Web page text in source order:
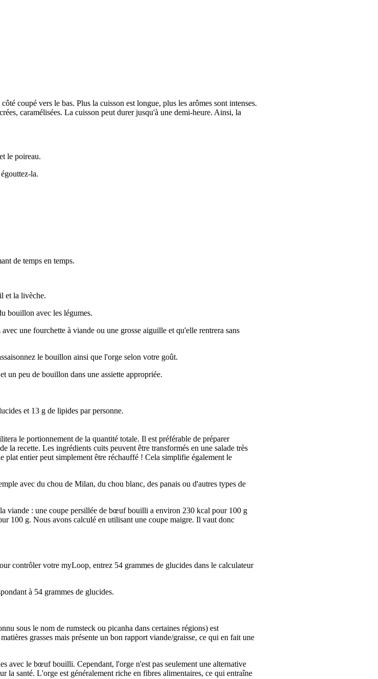
coupé vers le bas. Plus la cuisson est longue, plus les arômes sont intenses.
caramélisées. La cuisson peut durer jusqu'à une demi-heure. Ainsi, la
le poireau.
la.
de temps en temps.
et la livèche.
bouillon avec les légumes.
une fourchette à viande ou une grosse aiguille et qu'elle rentrera sans
le bouillon ainsi que l'orge selon votre goût.
un peu de bouillon dans une assiette appropriée.
et 13 g de lipides par personne.
le portionnement de la quantité totale. Il est préférable de préparer
la recette. Les ingrédients cuits peuvent être transformés en une salade très
plat entier peut simplement être réchauffé ! Cela simplifie également le
avec du chou de Milan, du chou blanc, des panais ou d'autres types de
viande : une coupe persillée de bœuf bouilli a environ 230 kcal pour 100 g
100 g. Nous avons calculé en utilisant une coupe maigre. Il vaut donc
contrôler votre myLoop, entrez 54 grammes de glucides dans le calculateur
à 54 grammes de glucides.
sous le nom de rumsteck ou picanha dans certaines régions) est
grasses mais présente un bon rapport viande/graisse, ce qui en fait une
avec le bœuf bouilli. Cependant, l'orge n'est pas seulement une alternative
la santé. L'orge est généralement riche en fibres alimentaires, ce qui entraîne